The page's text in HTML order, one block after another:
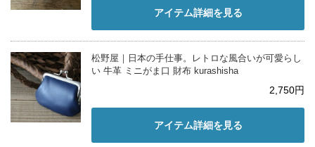
アイテム詳細を見る
松野屋｜日本の手仕事。レトロな風合いが可愛らし
い 牛革 ミニがま口 財布 kurashisha
2,750円
アイテム詳細を見る